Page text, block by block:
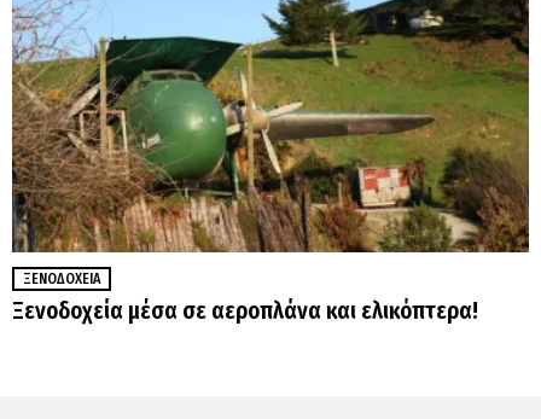
ΞΕΝΟΔΟΧΕΊΑ
Ξενοδοχεία μέσα σε αεροπλάνα και ελικόπτερα!